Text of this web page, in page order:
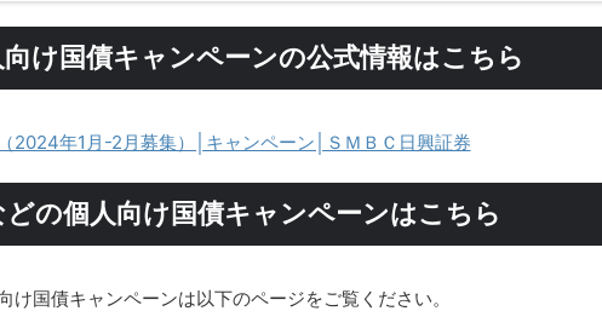
け国債キャンペーンの公式情報はこちら
2024年1月-2月募集）│キャンペーン│ＳＭＢＣ日興証券
の個人向け国債キャンペーンはこちら
国債キャンペーンは以下のページをご覧ください。